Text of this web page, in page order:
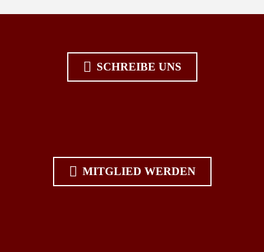
 SCHREIBE UNS
 MITGLIED WERDEN